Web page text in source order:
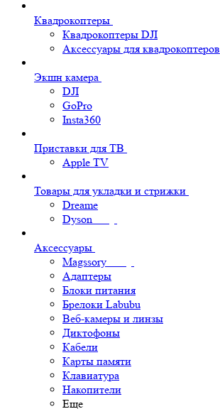
Квадрокоптеры
Квадрокоптеры DJI
Аксессуары для квадрокоптеров
Экшн камера
DJI
GoPro
Insta360
Приставки для ТВ
Apple TV
Товары для укладки и стрижки
Dreame
Dyson
Аксессуары
Magssory
Адаптеры
Блоки питания
Брелоки Labubu
Веб-камеры и линзы
Диктофоны
Кабели
Карты памяти
Клавиатура
Накопители
Еще